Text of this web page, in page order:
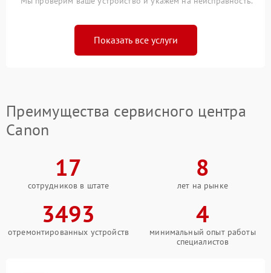
Показать все услуги
Преимущества сервисного центра
Canon
17
сотрудников в штате
8
лет на рынке
3493
отремонтированных устройств
4
минимальный опыт работы
специалистов